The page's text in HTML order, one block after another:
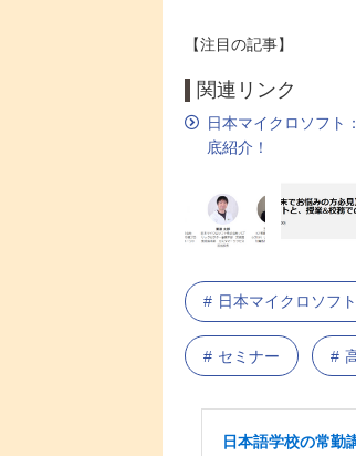
【注目の記事】
関連リンク
日本マイクロソフト
底紹介！
日本マイクロソフト
セミナー
日本語学校の常勤